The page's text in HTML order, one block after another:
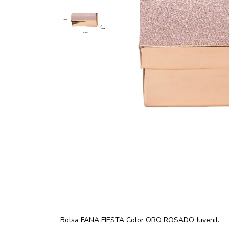
Bolsa FANA FIESTA Color ORO ROSADO Juvenil.